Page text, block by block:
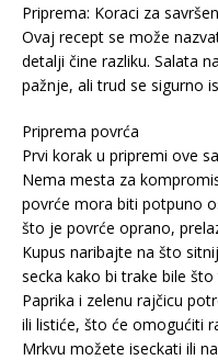
Priprema: Koraci za
Ovaj recept se može
detalji čine razliku. Salata
pažnje, ali trud se sigurno
Priprema povrća
Prvi korak u pripremi ove
Nema mesta za
povrće mora biti potpuno
što je povrće oprano,
Kupus naribajte na što
secka kako bi trake bile što
Paprika i zelenu rajčicu
ili listiće, što će omogućiti
Mrkvu možete iseckati ili